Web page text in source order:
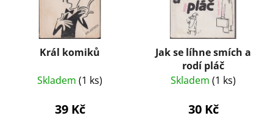
Král komiků
Skladem (1 ks)
39 Kč
Jak se líhne smích a
rodí pláč
Skladem (1 ks)
30 Kč